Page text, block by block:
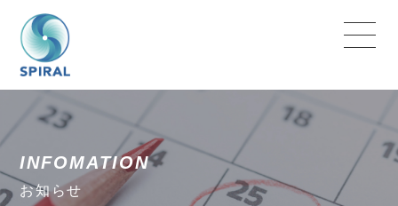
INFOMATION
お知らせ